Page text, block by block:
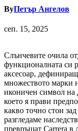
ByПетър Ангелов
сеп. 15, 2025
Слънчевите очила
функционалната си
аксесоар,
множеството марки
иконичен символ на
което я прави
какво точно стои
разгледаме
превръщат Carrera в